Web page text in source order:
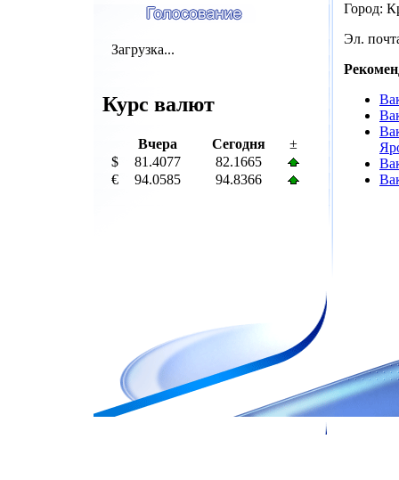
Загрузка...
Курс валют
Вчера Сегодня
±
$
81.4077
82.1665
€
94.0585 94.8366
Город:
Эл.